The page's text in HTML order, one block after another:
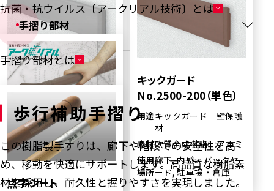
手摺り ストレッチャー
摺り兼用タイプ
No.1500（単色/木目
調）
用途手摺り ストレッチャー
摺り 兼用タイプ
素材軟質合成樹脂 アルミ
使用
場所
廊下, 内壁・バックヤ
ード
詳細はこちら
手摺り ストレッチャー
摺り兼用タイプ
No.2100（単色/木目
調）
用途手摺り ストレッチャー
素材 軟質合成樹脂 アルミ
使用
場所
廊下, 内壁・バックヤ
ード
詳細はこちら
キックガード
No.205（単色）
用途キックガード 壁保護
材
素材軟質合成樹脂 アルミ
使用
場所
廊下, 内壁・バックヤ
ード, 駐車場・倉庫, 冷
蔵室内, 冷凍室内
キックガード
No.2500-200（単色）
用途キックガード 壁保護
材
素材軟質合成樹脂 アルミ
使用
場所
廊下, 内壁・バックヤ
ード, 駐車場・倉庫
抗菌・抗ウイルス〔アークリアル技術〕とは
抗菌・抗ウイルス〔アー
クリアル技術〕
用途手摺り
素材抗菌・抗ウイルス加工
手摺り部材
手摺り部材とは
点字シート
歩行補助手摺り
この樹脂製手すりは、廊下や階段での安全性を高
め、移動を快適にサポートします。高品質な樹脂素
材を採用し、耐久性と握りやすさを実現しました。